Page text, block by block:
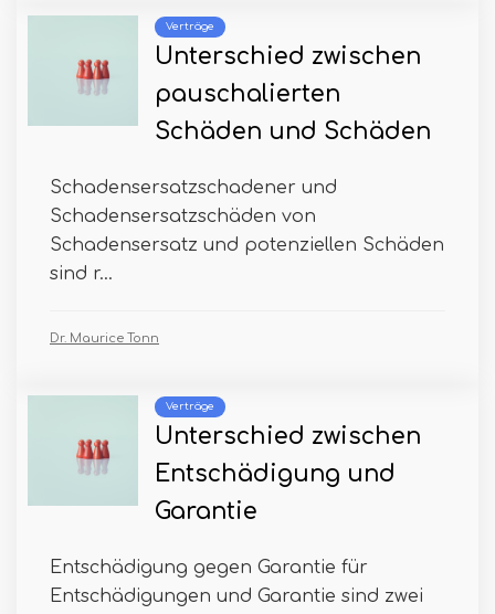
Verträge
Unterschied zwischen
pauschalierten
Schäden und Schäden
Schadensersatzschadener und
Schadensersatzschäden von
Schadensersatz und potenziellen Schäden
sind r...
Dr. Maurice Tonn
Verträge
Unterschied zwischen
Entschädigung und
Garantie
Entschädigung gegen Garantie für
Entschädigungen und Garantie sind zwei